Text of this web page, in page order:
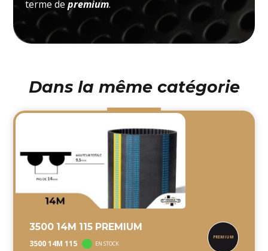
terme depremium.
Dans la même catégorie
3500 14M 115 PREMIUM
3500 14M 115 EN STOCK